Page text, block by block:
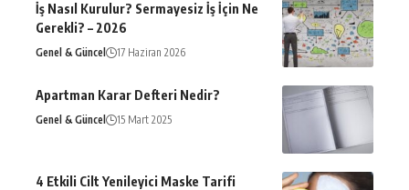
İş Nasıl Kurulur? Sermayesiz İş İçin Ne
Gerekli? – 2026
Genel & Güncel 17 Haziran 2026
Apartman Karar Defteri Nedir?
Genel & Güncel 15 Mart 2025
4 Etkili Cilt Yenileyici Maske Tarifi